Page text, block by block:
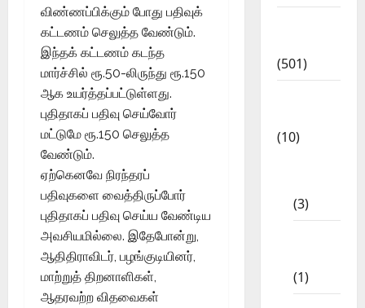
விண்ணப்பிக்கும் போது பதிவுக்
கட்டணம் செலுத்த வேண்டும்.
இந்தக் கட்டணம் கடந்த
மார்ச்சில் ரூ.50-லிருந்து ரூ.150
ஆக உயர்த்தப்பட்டுள்ளது.
புதிதாகப் பதிவு செய்வோர்
மட்டுமே ரூ.150 செலுத்த
வேண்டும்.
ஏற்கெனவே நிரந்தரப்
பதிவுகளை வைத்திருப்போர்
புதிதாகப் பதிவு செய்ய வேண்டிய
அவசியமில்லை. இதேபோன்று,
ஆதிதிராவிடர், பழங்குடியினர்,
மாற்றுத் திறனாளிகள்,
ஆதரவற்ற விதவைகள்
(501)
(10)
(3)
(1)